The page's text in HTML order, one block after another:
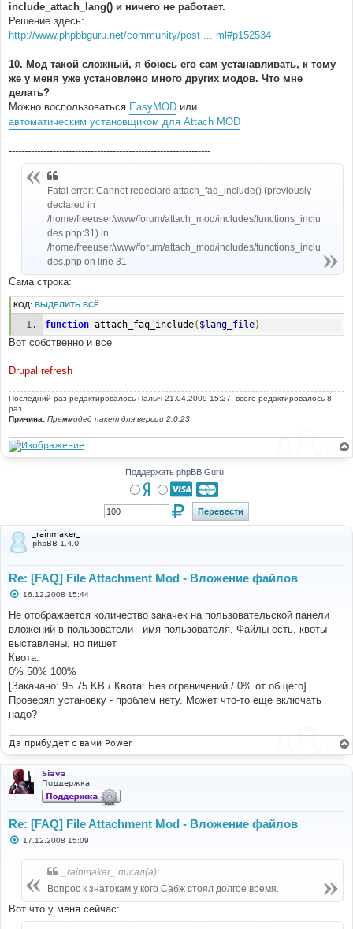
include_attach_lang() и ничего не работает.
Решение здесь:
http://www.phpbbguru.net/community/post ... ml#p152534
10. Мод такой сложный, я боюсь его сам устанавливать, к тому
же у меня уже установлено много других модов. Что мне
делать?
Можно воспользоваться EasyMOD или
автоматическим установщиком для Attach MOD
----------------------------------------------------------------
Fatal error: Cannot redeclare attach_faq_include() (previously
declared in
/home/freeuser/www/forum/attach_mod/includes/functions_inclu
des.php:31) in
/home/freeuser/www/forum/attach_mod/includes/functions_inclu
des.php on line 31
Сама строка:
КОД: ВЫДЕЛИТЬ ВСЁ
function attach_faq_include( $lang_file)
Вот собственно и все
Drupal refresh
Последний раз редактировалось Палыч 21.04.2009 15:27, всего редактировалось 8
раз.
Причина: Преммодед пакет для версии 2.0.23
Поддержать phpBB Guru
_rainmaker_
phpBB 1.4.0
Re: [FAQ] File Attachment Mod - Вложение файлов
С
о
б
щ
е
н
и
е
16.12.2008 15:44
Не отображается количество закачек на пользовательской панели
вложений в пользователи - имя пользователя. Файлы есть, квоты
выставлены, но пишет
Квота:
0% 50% 100%
[Закачано: 95.75 KB / Квота: Без ограничений / 0% от общего].
Проверял установку - проблем нету. Может что-то еще включать
надо?
Да прибудет с вами Power
Siava
Поддержка
Re: [FAQ] File Attachment Mod - Вложение файлов
С
е
17.12.2008 15:09
_rainmaker_ писал(а):
Вопрос к знатокам у кого Сабж стоял долгое время.
Вот что у меня сейчас: